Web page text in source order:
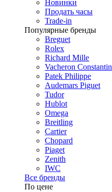
Новинки
Продать часы
Trade-in
Популярные бренды
Breguet
Rolex
Richard Mille
Vacheron Constantin
Patek Philippe
Audemars Piguet
Tudor
Hublot
Omega
Breitling
Cartier
Chopard
Piaget
Zenith
IWC
Все бренды
По цене